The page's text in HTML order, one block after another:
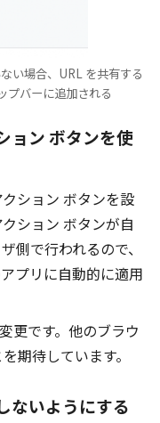
い場合、URL を共有する
プバーに追加される
ョン ボタンを使
ション ボタンを設
ション ボタンが自
側で行われるので、
プリに自動的に適用
更です。他のブラウ
期待しています。
ないようにする